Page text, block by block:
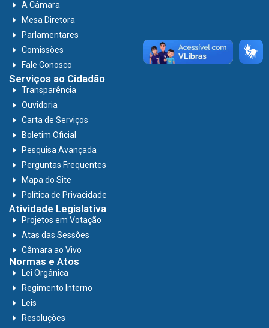
A Câmara
Mesa Diretora
Parlamentares
Comissões
Fale Conosco
Serviços ao Cidadão
Transparência
Ouvidoria
Carta de Serviços
Boletim Oficial
Pesquisa Avançada
Perguntas Frequentes
Mapa do Site
Política de Privacidade
Atividade Legislativa
Projetos em Votação
Atas das Sessões
Câmara ao Vivo
Normas e Atos
Lei Orgânica
Regimento Interno
Leis
Resoluções